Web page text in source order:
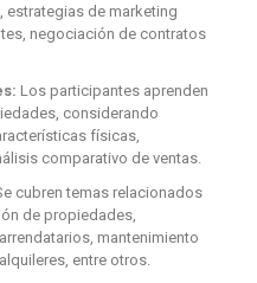
estrategias de marketing
negociación de contratos
Los participantes aprenden
considerando
físicas,
comparativo de ventas.
cubren temas relacionados
de propiedades,
mantenimiento
entre otros.